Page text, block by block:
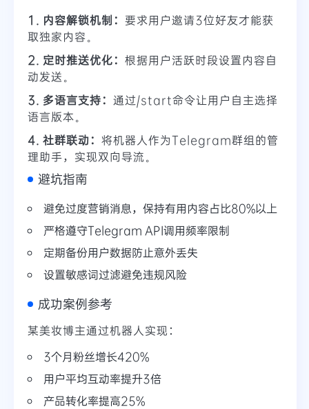
1. 内容解锁机制： 要求用户邀请3位好友才能获
取独家内容。
2. 定时推送优化： 根据用户活跃时段设置内容自
动发送。
3. 多语言支持： 通过/start命令让用户自主选择
语言版本。
4. 社群联动： 将机器人作为Telegram群组的管
理助手，实现双向导流。
避坑指南
避免过度营销消息，保持有用内容占比80%以上
严格遵守Telegram API调用频率限制
定期备份用户数据防止意外丢失
设置敏感词过滤避免违规风险
成功案例参考
某美妆博主通过机器人实现：
3个月粉丝增长420%
用户平均互动率提升3倍
产品转化率提高25%